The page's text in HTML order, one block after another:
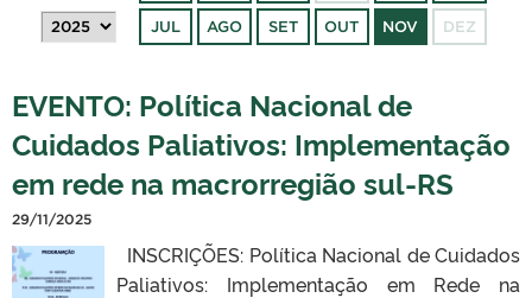
PORTARIAS
JUL AGO SET OUT NOV DEZ
EVENTO: Política Nacional de
Cuidados Paliativos: Implementação
em rede na macrorregião sul-RS
29/11/2025
INSCRIÇÕES: Política Nacional de Cuidados
Paliativos: Implementação em Rede na